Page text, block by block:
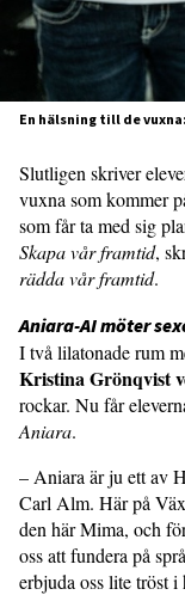
En hälsning till de vuxna:
Slutligen skriver
vuxna som kommer
som får ta med sig
Skapa vår framtid,
rädda vår framtid.
Aniara-AI möter
I två lilatonade rum
Kristina Grönqvist
rockar. Nu får
Aniara.
– Aniara är ju ett av
Carl Alm. Här på
den här Mima, och
oss att fundera på
erbjuda oss lite tröst i